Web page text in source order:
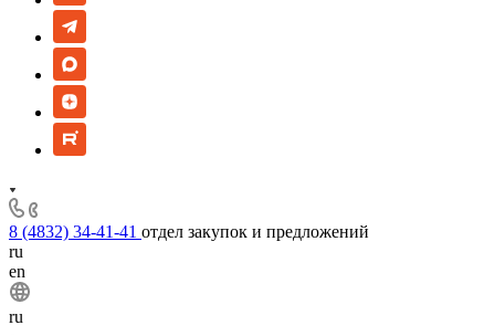
8 (4832) 34-41-41 отдел закупок и предложений
ru
en
ru